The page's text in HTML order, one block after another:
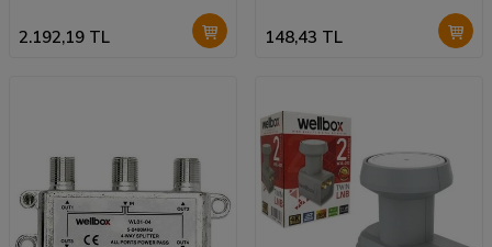
2.192,19 TL 148,43 TL